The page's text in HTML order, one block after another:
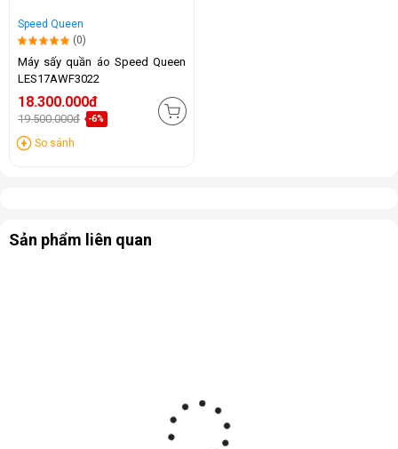
Speed Queen
(0)
Máy sấy quần áo Speed Queen
LES17AWF3022
18.300.000đ
19.500.000đ -6%
So sánh
Sản phẩm liên quan